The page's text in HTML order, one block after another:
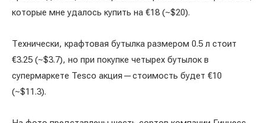
которые мне удалось купить на €18 (~$20).
Технически, крафтовая бутылка размером 0.5 л стоит
€3.25 (~$3.7), но при покупке четырех бутылок в
супермаркете Tesco акция — стоимость будет €10
(~$11.3).